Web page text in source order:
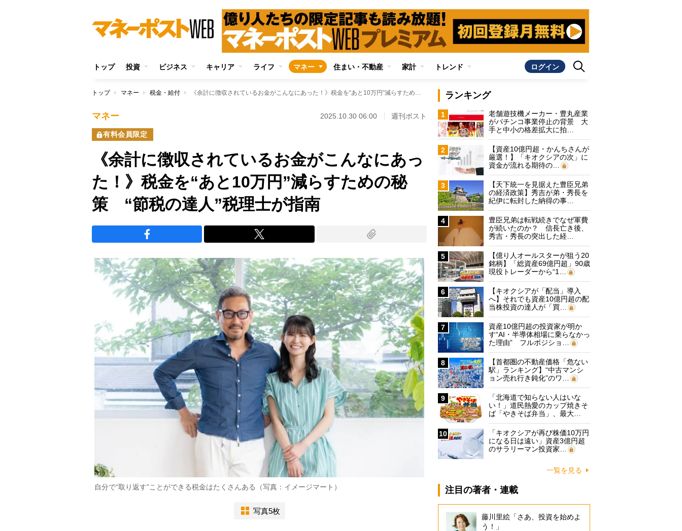
トップ 投資 ビジネス キャリア ライフ マネー 住まい・不動産 家計 トレンド ログイン
トップ マネー 税金・給付 《余計に徴収されているお金がこんなにあった！》税金を“あと10万円”減らすための秘策 “節税の達人”税理士が指南
マネー 2025.10.30 06:00 週刊ポスト
有料会員限定
《余計に徴収されているお金がこんなにあっ
た！》税金を“あと10万円”減らすための秘
策 “節税の達人”税理士が指南
自分で“取り返す”ことができる税金はたくさんある（写真：イメージマート）
写真5枚
ランキング
1
老舗遊技機メーカー・豊丸産業
がパチンコ事業停止の背景 大
手と中小の格差拡大に拍…
2
【資産10億円超・かんちさんが
厳選！】「キオクシアの次」に
資金が流れる期待の…
3
【天下統一を見据えた豊臣兄弟
の経済政策】秀吉が弟・秀長を
紀伊に転封した納得の事…
4
豊臣兄弟は転戦続きでなぜ軍費
が続いたのか？ 信長亡き後、
秀吉・秀長の突出した経…
5
【億り人オールスターが狙う20
銘柄】「総資産69億円超」90歳
現役トレーダーから“1…
6
【キオクシアが「配当」導入
へ】それでも資産10億円超の配
当株投資の達人が「買…
7
資産10億円超の投資家が明か
す“AI・半導体相場に乗らなかっ
た理由” フルポジショ…
8
【首都圏の不動産価格「危ない
駅」ランキング】“中古マンシ
ョン売れ行き鈍化”のワ…
9
「北海道で知らない人はいな
い！」道民熱愛のカップ焼きそ
ば「やきそば弁当」、最大…
10
「キオクシアが再び株価10万円
になる日は遠い」資産3億円超
のサラリーマン投資家…
一覧を見る
注目の著者・連載
藤川里絵「さあ、投資を始めよ
う！」